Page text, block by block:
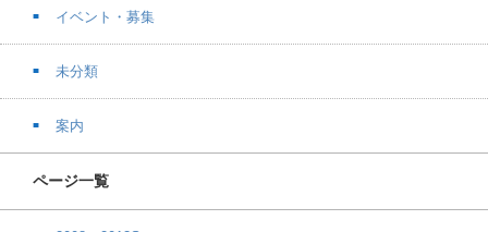
イベント・募集
未分類
案内
ページ一覧